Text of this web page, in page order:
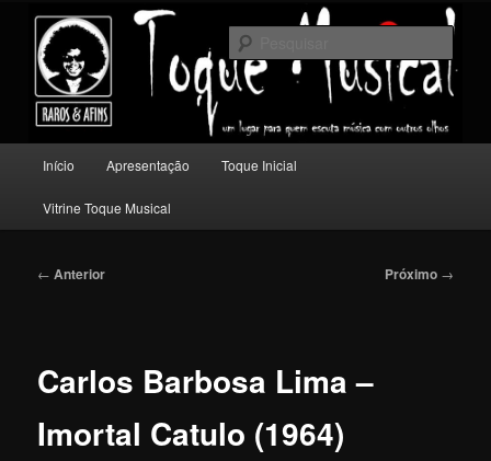
conteúdo
principalToque Musical
Um lugar para quem escuta música com outros olhos.
principal
Início Apresentação Toque Inicial
Vitrine Toque Musical
Navegação
← Anterior Próximo →
Carlos Barbosa Lima –
Imortal Catulo (1964)